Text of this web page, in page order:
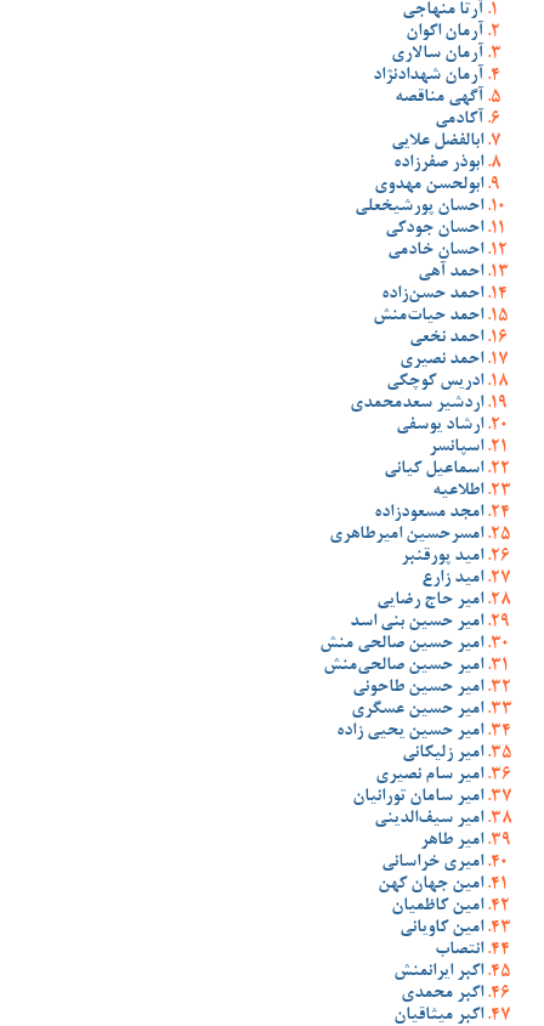
آرتا منهاجی
آرمان اکوان
آرمان سالاری
آرمان شهدادنژاد
آگهی مناقصه
آکادمی
ابالفضل علایی
ابوذر صفرزاده
ابولحسن مهدوی
احسان پورشیخعلی
احسان جودکی
احسان خادمی
احمد آهی
احمد حسن‌زاده
احمد حیات‌منش
احمد نخعی
احمد نصیری
ادریس کوچکی
اردشیر سعدمحمدی
ارشاد یوسفی
اسپانسر
اسماعیل کیانی
اطلاعیه
امجد مسعودزاده
امسرحسین امیرطاهری
امید پورقنبر
امید زارع
امیر حاج رضایی
امیر حسین بنی اسد
امیر حسین صالحی منش
امیر حسین صالحی‌منش
امیر حسین طاحونی
امیر حسین عسگری
امیر حسین یحیی زاده
امیر زلیکانی
امیر سام نصیری
امیر سامان تورانیان
امیر سیف‌الدینی
امیر طاهر
امیری خراسانی
امین جهان کهن
امین کاظمیان
امین کاویانی
انتصاب
اکبر ایرانمنش
اکبر محمدی
اکبر میثاقیان